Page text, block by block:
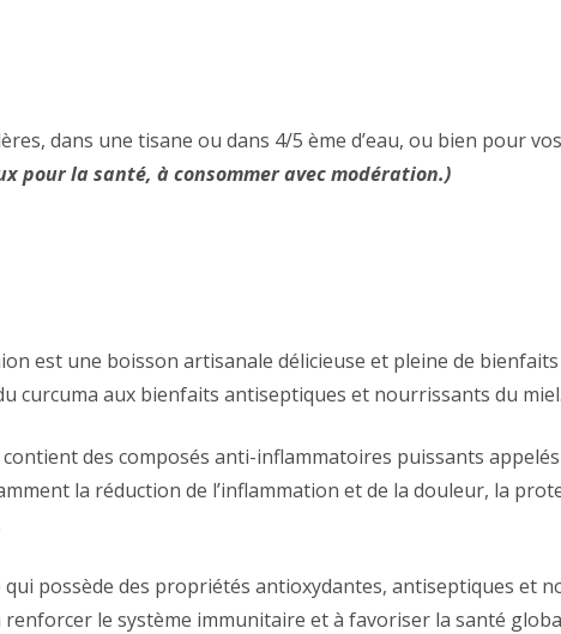
dans une tisane ou dans 4/5 ème d’eau, ou bien pour
pour la santé, à consommer avec modération.)
est une boisson artisanale délicieuse et pleine de
curcuma aux bienfaits antiseptiques et nourrissants du miel.
des composés anti-inflammatoires puissants
la réduction de l’inflammation et de la douleur, la
possède des propriétés antioxydantes, antiseptiques et
le système immunitaire et à favoriser la santé